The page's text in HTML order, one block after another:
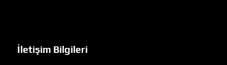
İletişim Bilgileri